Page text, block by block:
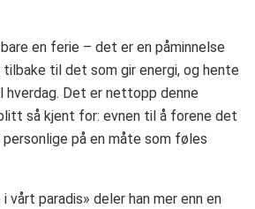
en ferie – det er en påminnelse
tilbake til det som gir energi, og hente
hverdag. Det er nettopp denne
så kjent for: evnen til å forene det
på en måte som føles
vårt paradis» deler han mer enn en